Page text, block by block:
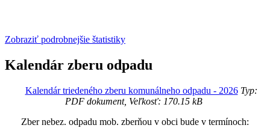
Zobraziť podrobnejšie štatistiky
Kalendár zberu odpadu
Kalendár triedeného zberu komunálneho odpadu - 2026Typ:
PDF dokument, Veľkosť: 170.15 kB
Zber nebez. odpadu mob. zberňou v obci bude v termínoch: